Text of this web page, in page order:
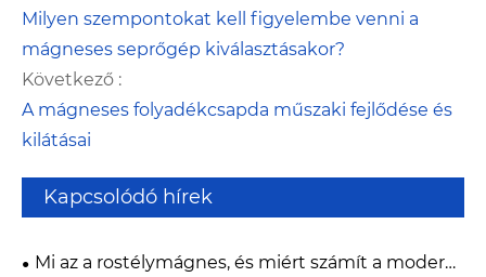
Milyen szempontokat kell figyelembe venni a
mágneses seprőgép kiválasztásakor?
Következő :
A mágneses folyadékcsapda műszaki fejlődése és
kilátásai
Kapcsolódó hírek
Mi az a rostélymágnes, és miért számít a modern